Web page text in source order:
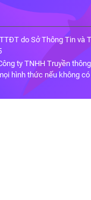
do Sở Thông Tin và
ty TNHH Truyền
hình thức nếu không